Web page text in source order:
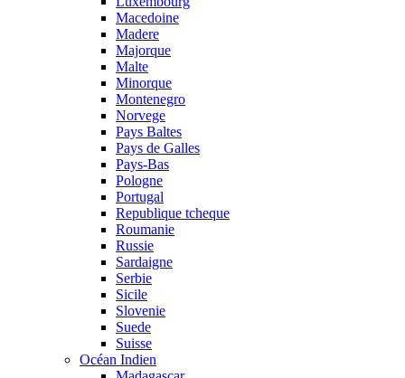
Macedoine
Madere
Majorque
Malte
Minorque
Montenegro
Norvege
Pays Baltes
Pays de Galles
Pays-Bas
Pologne
Portugal
Republique tcheque
Roumanie
Russie
Sardaigne
Serbie
Sicile
Slovenie
Suede
Suisse
Océan Indien